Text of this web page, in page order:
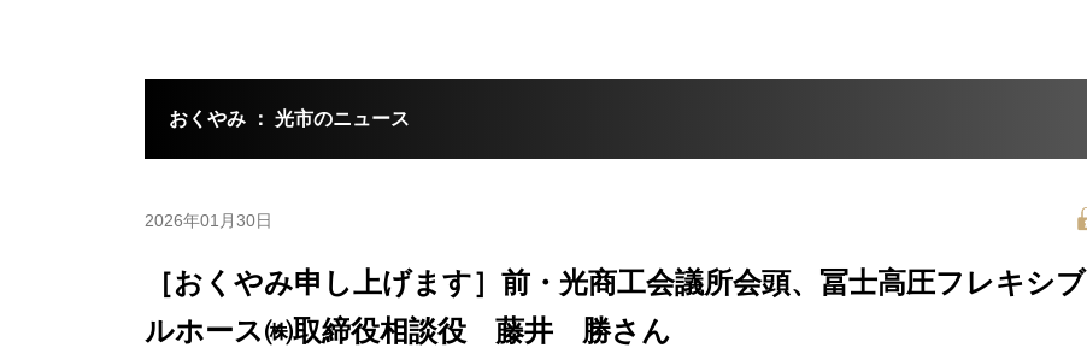
おくやみ ： 光市のニュース
2026年01月30日
［おくやみ申し上げます］前・光商工会議所会頭、冨士高圧フレキシブ
ルホース㈱取締役相談役 藤井 勝さん